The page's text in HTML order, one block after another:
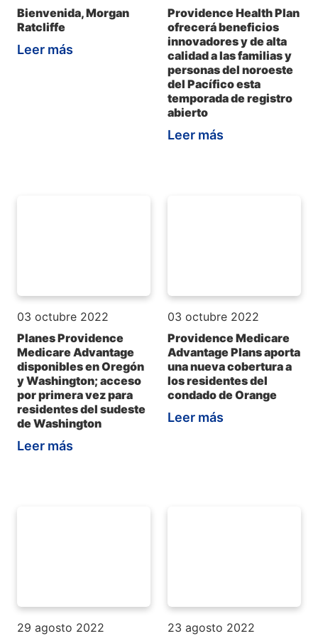
Bienvenida, Morgan
Ratcliffe
Leer más
Providence Health Plan
ofrecerá beneficios
innovadores y de alta
calidad a las familias y
personas del noroeste
del Pacífico esta
temporada de registro
abierto
Leer más
03 octubre 2022
Planes Providence
Medicare Advantage
disponibles en Oregón
y Washington; acceso
por primera vez para
residentes del sudeste
de Washington
Leer más
03 octubre 2022
Providence Medicare
Advantage Plans aporta
una nueva cobertura a
los residentes del
condado de Orange
Leer más
29 agosto 2022
23 agosto 2022